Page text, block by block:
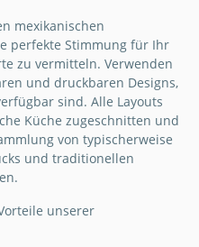
Menü
Kunden mit unserer
mexikanischen
perfekte Stimmung für Ihr
zu vermitteln. Verwenden
und druckbaren Designs,
sind. Alle Layouts
Küche zugeschnitten und
von typischerweise
und traditionellen
unserer